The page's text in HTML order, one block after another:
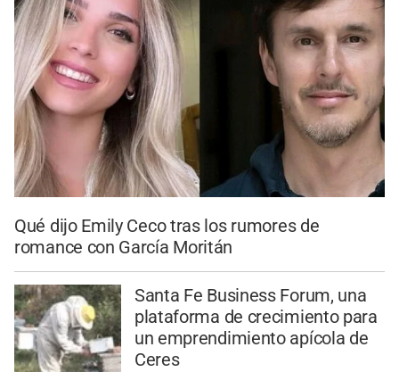
Qué dijo Emily Ceco tras los rumores de
romance con García Moritán
Santa Fe Business Forum, una
plataforma de crecimiento para
un emprendimiento apícola de
Ceres